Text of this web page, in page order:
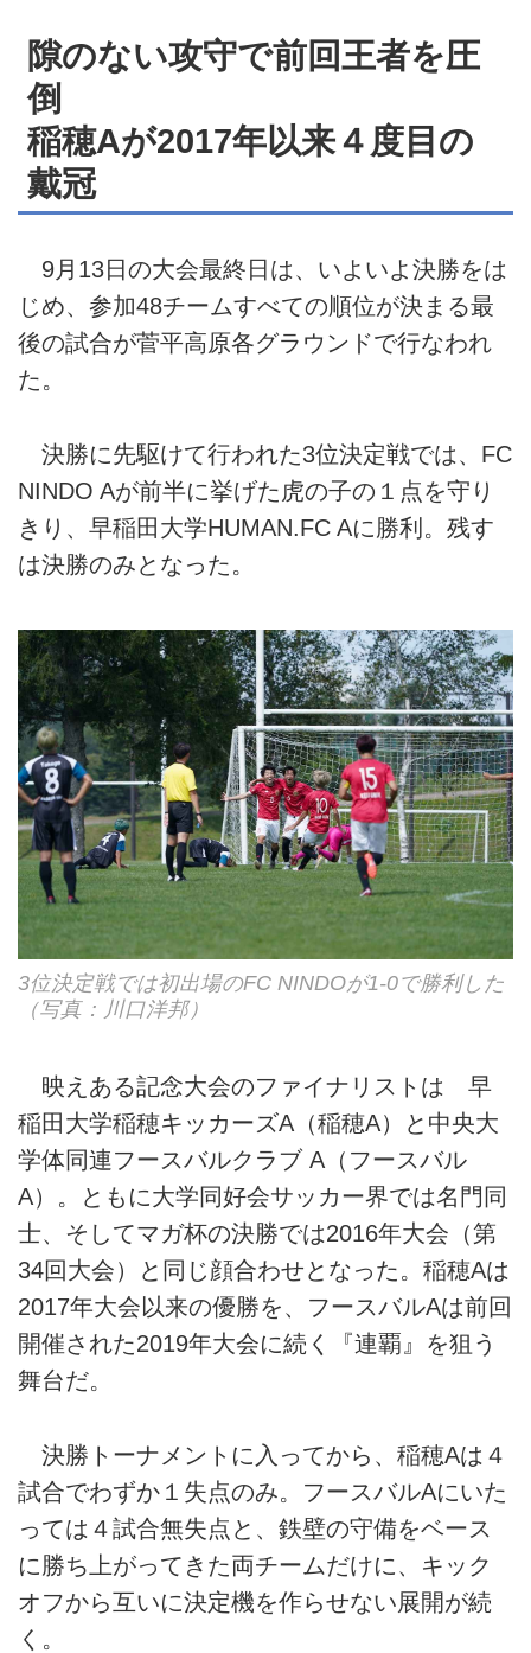
隙のない攻守で前回王者を圧
倒
稲穂Aが2017年以来４度目の
戴冠
9月13日の大会最終日は、いよいよ決勝をは
じめ、参加48チームすべての順位が決まる最
後の試合が菅平高原各グラウンドで行なわれ
た。
決勝に先駆けて行われた3位決定戦では、FC
NINDO Aが前半に挙げた虎の子の１点を守り
きり、早稲田大学HUMAN.FC Aに勝利。残す
は決勝のみとなった。
3位決定戦では初出場のFC NINDOが1-0で勝利した
（写真：川口洋邦）
映えある記念大会のファイナリストは 早
稲田大学稲穂キッカーズA（稲穂A）と中央大
学体同連フースバルクラブ A（フースバル
A）。ともに大学同好会サッカー界では名門同
士、そしてマガ杯の決勝では2016年大会（第
34回大会）と同じ顔合わせとなった。稲穂Aは
2017年大会以来の優勝を、フースバルAは前回
開催された2019年大会に続く『連覇』を狙う
舞台だ。
決勝トーナメントに入ってから、稲穂Aは４
試合でわずか１失点のみ。フースバルAにいた
っては４試合無失点と、鉄壁の守備をベース
に勝ち上がってきた両チームだけに、キック
オフから互いに決定機を作らせない展開が続
く。